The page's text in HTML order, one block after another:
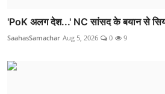
'PoK अलग देश...' NC सांसद के बयान से
SaahasSamachar Aug 5, 2026 0 9